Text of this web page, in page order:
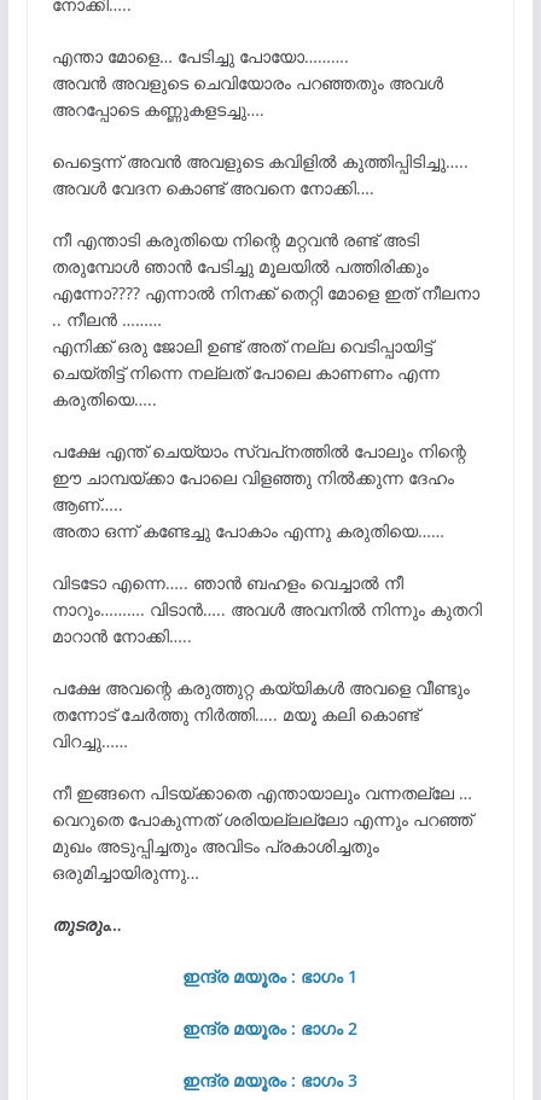
എന്താ മോളെ… പേടിച്ചു പോയോ……….
അവൻ അവളുടെ ചെവിയോരം പറഞ്ഞതും അവൾ
അറപ്പോടെ കണ്ണുകളടച്ചു….
പെട്ടെന്ന് അവൻ അവളുടെ കവിളിൽ കുത്തിപ്പിടിച്ചു…..
അവൾ വേദന കൊണ്ട് അവനെ നോക്കി….
നീ എന്താടി കരുതിയെ നിന്റെ മറ്റവൻ രണ്ട് അടി
തരുമ്പോൾ ഞാൻ പേടിച്ചു മൂലയിൽ പത്തിരിക്കും
എന്നോ???? എന്നാൽ നിനക്ക് തെറ്റി മോളെ ഇത് നീലനാ
.. നീലൻ ………
എനിക്ക് ഒരു ജോലി ഉണ്ട് അത് നല്ല വെടിപ്പായിട്ട്
ചെയ്തിട്ട് നിന്നെ നല്ലത് പോലെ കാണണം എന്ന
കരുതിയെ…..
പക്ഷേ എന്ത് ചെയ്യാം സ്വപ്‌നത്തിൽ പോലും നിന്റെ
ഈ ചാമ്പയ്ക്കാ പോലെ വിളഞ്ഞു നിൽക്കുന്ന ദേഹം
ആണ്…..
അതാ ഒന്ന് കണ്ടേച്ചു പോകാം എന്നു കരുതിയെ……
വിടടോ എന്നെ….. ഞാൻ ബഹളം വെച്ചാൽ നീ
നാറും………. വിടാൻ….. അവൾ അവനിൽ നിന്നും കുതറി
മാറാൻ നോക്കി…..
പക്ഷേ അവന്റെ കരുത്തുറ്റ കയ്യികൾ അവളെ വീണ്ടും
തന്നോട് ചേർത്തു നിർത്തി….. മയൂ കലി കൊണ്ട്
വിറച്ചു……
നീ ഇങ്ങനെ പിടയ്ക്കാതെ എന്തായാലും വന്നതല്ലേ …
വെറുതെ പോകുന്നത് ശരിയല്ലല്ലോ എന്നും പറഞ്ഞ്
മുഖം അടുപ്പിച്ചതും അവിടം പ്രകാശിച്ചതും
ഒരുമിച്ചായിരുന്നു…
തുടരും…
ഇന്ദ്ര മയൂരം : ഭാഗം 1
ഇന്ദ്ര മയൂരം : ഭാഗം 2
ഇന്ദ്ര മയൂരം : ഭാഗം 3